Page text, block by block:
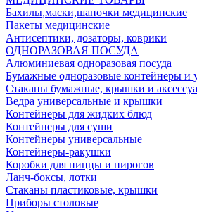
Бахилы,маски,шапочки медицинские
Пакеты медицинские
Антисептики, дозаторы, коврики
ОДНОРАЗОВАЯ ПОСУДА
Алюминиевая одноразовая посуда
Бумажные одноразовые контейнеры и
Стаканы бумажные, крышки и
Ведра универсальные и крышки
Контейнеры для жидких блюд
Контейнеры для суши
Контейнеры универсальные
Контейнеры-ракушки
Коробки для пиццы и пирогов
Ланч-боксы, лотки
Стаканы пластиковые, крышки
Приборы столовые